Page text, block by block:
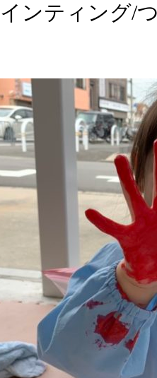
ンティング/